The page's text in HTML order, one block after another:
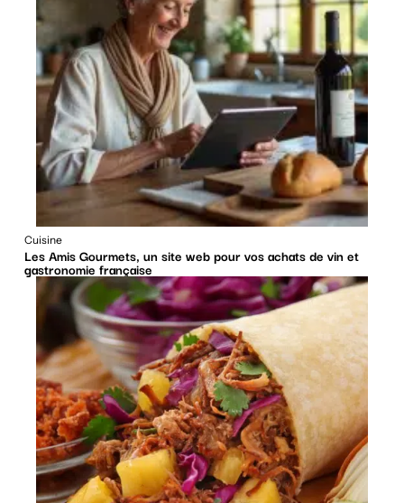
Cuisine
Les Amis Gourmets, un site web pour vos achats de vin et
gastronomie française